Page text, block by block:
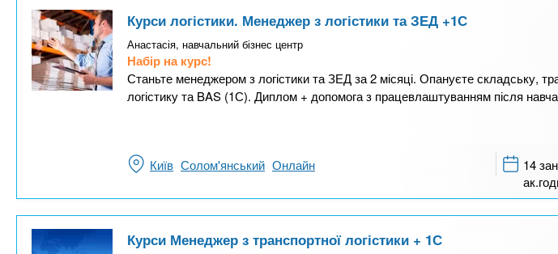
Курси логістики. Менеджер з логістики та ЗЕД +1С
Анастасія, навчальний бізнес центр
Набір на курс!
Станьте менеджером з логістики та ЗЕД за 2 місяці. Опануєте складську,
логістику та BAS (1С). Диплом + допомога з працевлаштуванням після
Київ Солом'янський Онлайн
14
Курси Менеджер з транспортної логістики + 1С